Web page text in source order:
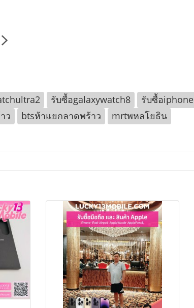
รับซื้อgalaxywatch8 รับซื้อiphone
ว btsห้าแยกลาดพร้าว mrtพหลโยธิน